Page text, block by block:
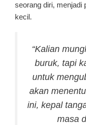
seorang diri, menjadi
kecil.
“Kalian
buruk, tapi
untuk
akan
ini, kepal
masa